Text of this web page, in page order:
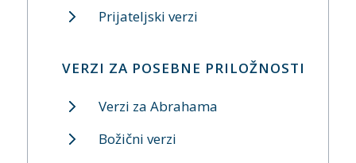
Prijateljski verzi
VERZI ZA POSEBNE PRILOŽNOSTI
Verzi za Abrahama
Božični verzi